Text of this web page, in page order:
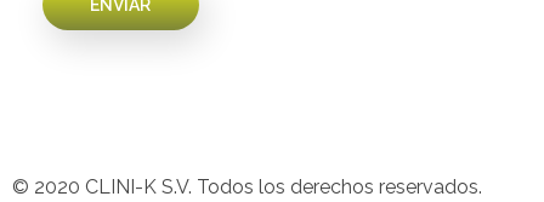
© 2020 CLINI-K S.V. Todos los derechos reservados.